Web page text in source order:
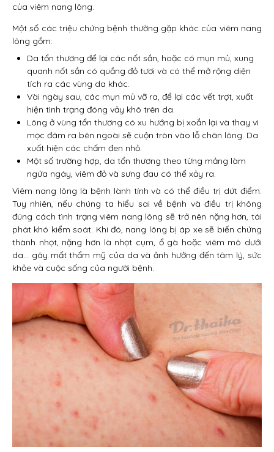
của viêm nang lông.
Một số các triệu chứng bệnh thường gặp khác của viêm nang
lông gồm:
Da tổn thương để lại các nốt sần, hoặc có mụn mủ, xung
quanh nốt sần có quầng đỏ tươi và có thể mở rộng diện
tích ra các vùng da khác.
Vài ngày sau, các mụn mủ vỡ ra, để lại các vết trợt, xuất
hiện tình trạng đóng vảy khô trên da.
Lông ở vùng tổn thương có xu hướng bị xoắn lại và thay vì
mọc đâm ra bên ngoài sẽ cuộn tròn vào lỗ chân lông. Da
xuất hiện các chấm đen nhỏ.
Một số trường hợp, da tổn thương theo từng mảng làm
ngứa ngáy, viêm đỏ và sưng đau có thể xảy ra.
Viêm nang lông là bệnh lành tính và có thể điều trị dứt điểm.
Tuy nhiên, nếu chúng ta hiểu sai về bệnh và điều trị không
đúng cách tình trạng viêm nang lông sẽ trở nên nặng hơn, tái
phát khó kiểm soát. Khi đó, nang lông bị áp xe sẽ biến chứng
thành nhọt, nặng hơn là nhọt cụm, ổ gà hoặc viêm mô dưới
da… gây mất thẩm mỹ của da và ảnh hưởng đến tâm lý, sức
khỏe và cuộc sống của người bệnh.